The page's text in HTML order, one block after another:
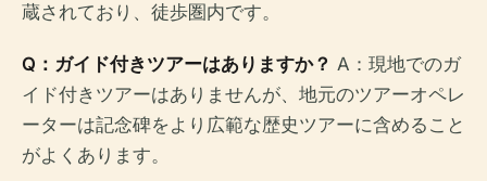
蔵されており、徒歩圏内です。
Q：ガイド付きツアーはありますか？ A：現地でのガ
イド付きツアーはありませんが、地元のツアーオペレ
ーターは記念碑をより広範な歴史ツアーに含めること
がよくあります。